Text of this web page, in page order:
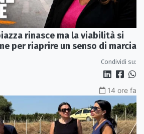
rinasce ma la viabilità si
per riaprire un senso di marcia
Condividi su:
14 ore fa